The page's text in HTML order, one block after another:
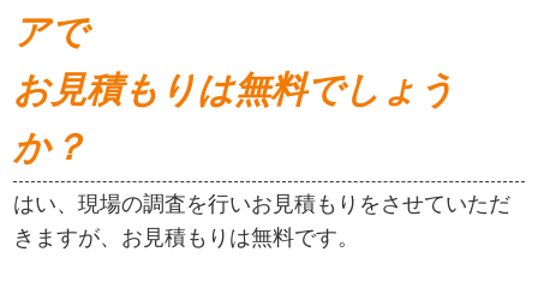
アで
お見積もりは無料でしょう
か？
はい、現場の調査を行いお見積もりをさせていただ
きますが、お見積もりは無料です。